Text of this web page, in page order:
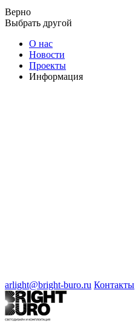
Верно
Выбрать другой
О нас
Новости
Проекты
Информация
arlight@bright-buro.ru Контакты